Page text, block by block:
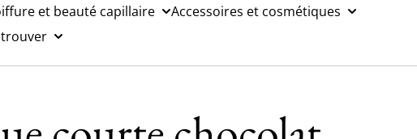
et beauté capillaire
Accessoires et cosmétiques